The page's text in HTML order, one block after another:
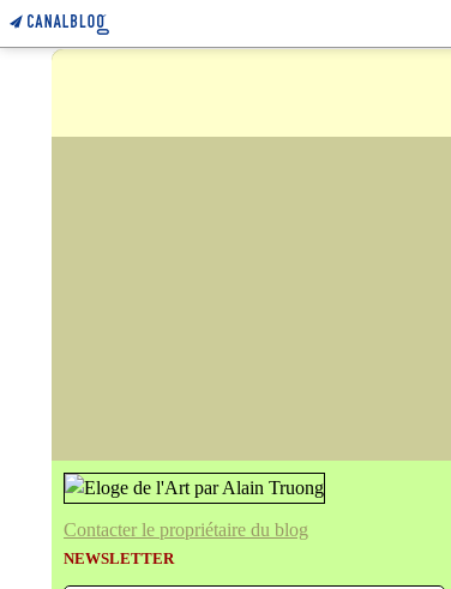
Contacter le propriétaire du blog
NEWSLETTER